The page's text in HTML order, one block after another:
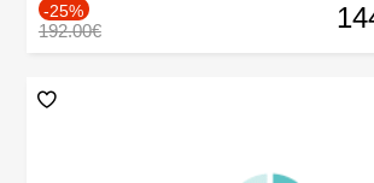
-25%
192.00€